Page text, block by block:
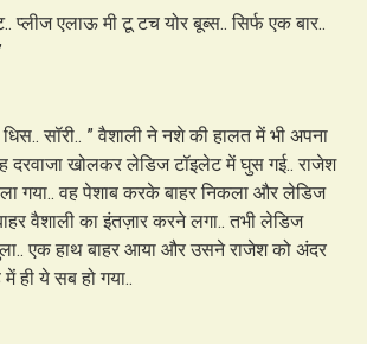
प्लीज एलाऊ मी टू टच योर बूब्स.. सिर्फ एक बार..
सॉरी.. ” वैशाली ने नशे की हालत में भी अपना
दरवाजा खोलकर लेडिज टॉइलेट में घुस गई.. राजेश
गया.. वह पेशाब करके बाहर निकला और लेडिज
वैशाली का इंतज़ार करने लगा.. तभी लेडिज
एक हाथ बाहर आया और उसने राजेश को अंदर
ही ये सब हो गया..